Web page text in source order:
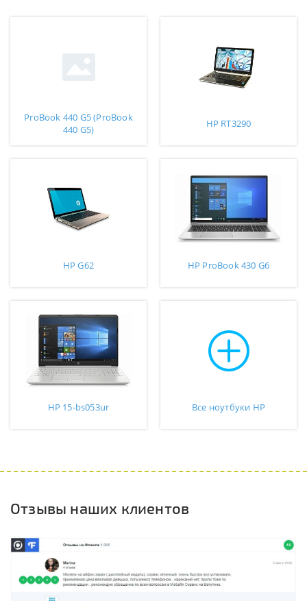
ProBook 440 G5 (ProBook
440 G5)
HP RT3290
HP G62 HP ProBook 430 G6
HP 15-bs053ur Все ноутбуки HP
Отзывы наших клиентов